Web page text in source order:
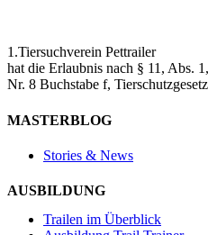
1.Tiersuchverein Pettrailer
hat die Erlaubnis nach § 11, Abs. 1,
Nr. 8 Buchstabe f, Tierschutzgesetz
MASTERBLOG
Stories & News
AUSBILDUNG
Trailen im Überblick